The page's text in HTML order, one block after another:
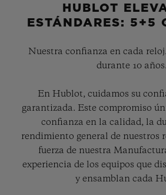
HUBLOT
ESTÁNDARES: 5+5
Nuestra confianza en cada
durante 10 años.
En Hublot, cuidamos su
garantizada. Este compromiso
confianza en la calidad, la
rendimiento general de nuestros
fuerza de nuestra
experiencia de los equipos que
y ensamblan cada